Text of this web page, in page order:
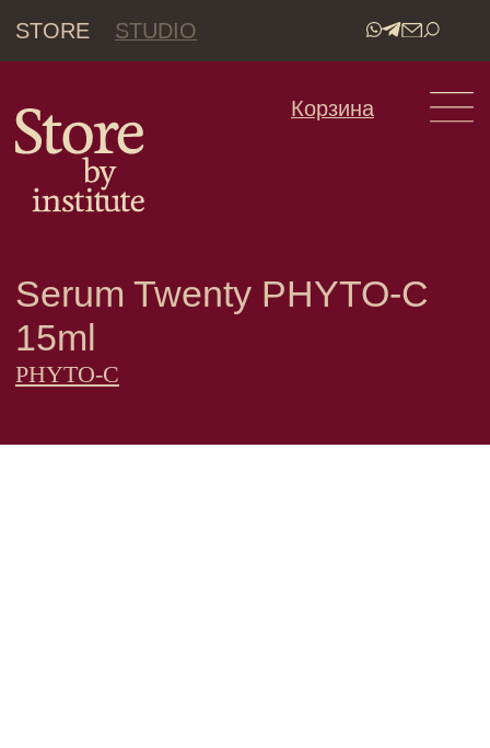
STORE STUDIO
•
Serum Twenty РHYTO-C